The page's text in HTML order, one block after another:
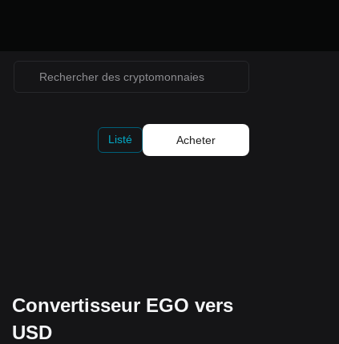
Listé Acheter
Convertisseur EGO vers
USD